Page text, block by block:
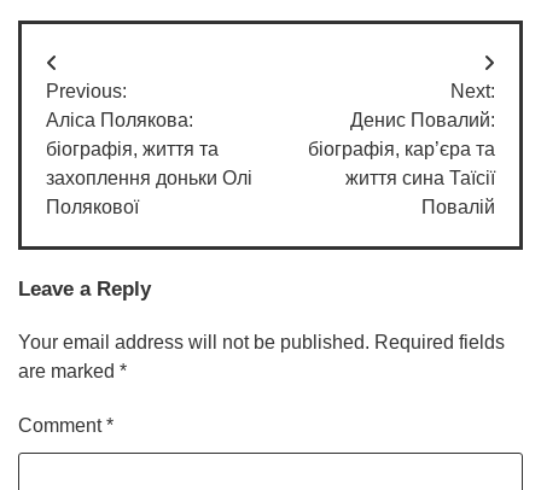
Post
navigation
Previous:
Аліса Полякова:
біографія, життя та
захоплення доньки Олі
Полякової
Next:
Денис Повалий:
біографія, кар’єра та
життя сина Таїсії
Повалій
Leave a Reply
Your email address will not be published. Required fields
are marked *
Comment*